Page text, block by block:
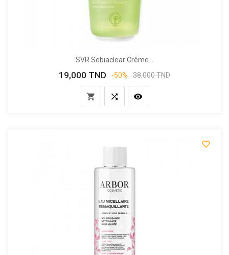
SVR Sebiaclear Crème...
Prix
19,000 TND
Prix
-50% 38,000 TND
  
